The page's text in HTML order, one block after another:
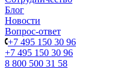
Блог
Новости
Вопрос-ответ
+7 495 150 30 96
+7 495 150 30 96
8 800 500 31 58